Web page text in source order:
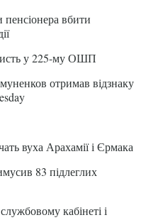
пенсіонера вбити
у 225-му ОШП
отримав відзнаку
вуха Арахамії і Єрмака
83 підлеглих
кабінеті і